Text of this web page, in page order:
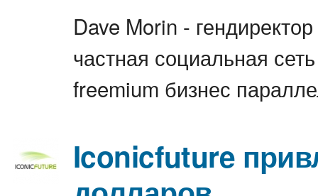
Dave Morin -
частная социальная
freemium бизнес
Iconicfuture